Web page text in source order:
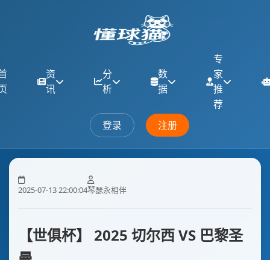
资
讯
分
析
数
据
专
家
推
荐
登录
注册
2025-07-13 22:00:04琴瑟永相伴
【世俱杯】 2025 切尔西 VS 巴黎圣